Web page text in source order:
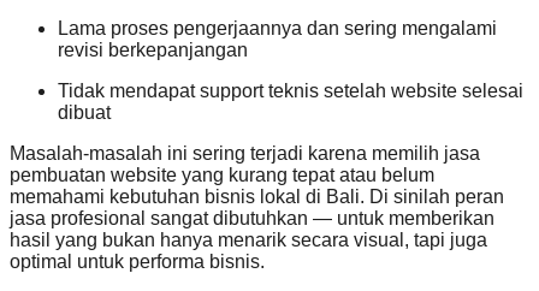
Lama proses pengerjaannya dan sering mengalami
revisi berkepanjangan
Tidak mendapat support teknis setelah website selesai
dibuat
Masalah-masalah ini sering terjadi karena memilih jasa
pembuatan website yang kurang tepat atau belum
memahami kebutuhan bisnis lokal di Bali. Di sinilah peran
jasa profesional sangat dibutuhkan — untuk memberikan
hasil yang bukan hanya menarik secara visual, tapi juga
optimal untuk performa bisnis.